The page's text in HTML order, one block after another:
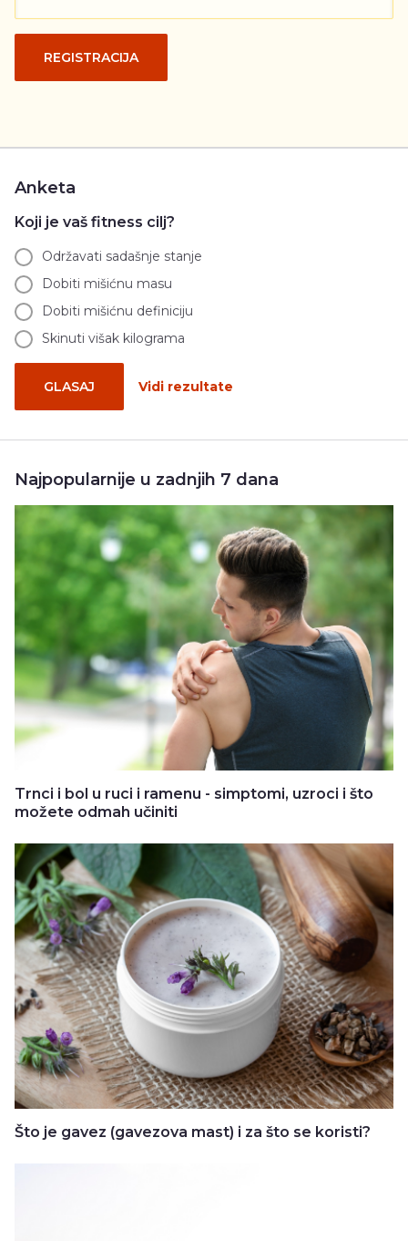
REGISTRACIJA
Anketa
Koji je vaš fitness cilj?
Održavati sadašnje stanje
Dobiti mišićnu masu
Dobiti mišićnu definiciju
Skinuti višak kilograma
GLASAJ Vidi rezultate
Najpopularnije u zadnjih 7 dana
Trnci i bol u ruci i ramenu - simptomi, uzroci i što
možete odmah učiniti
Što je gavez (gavezova mast) i za što se koristi?